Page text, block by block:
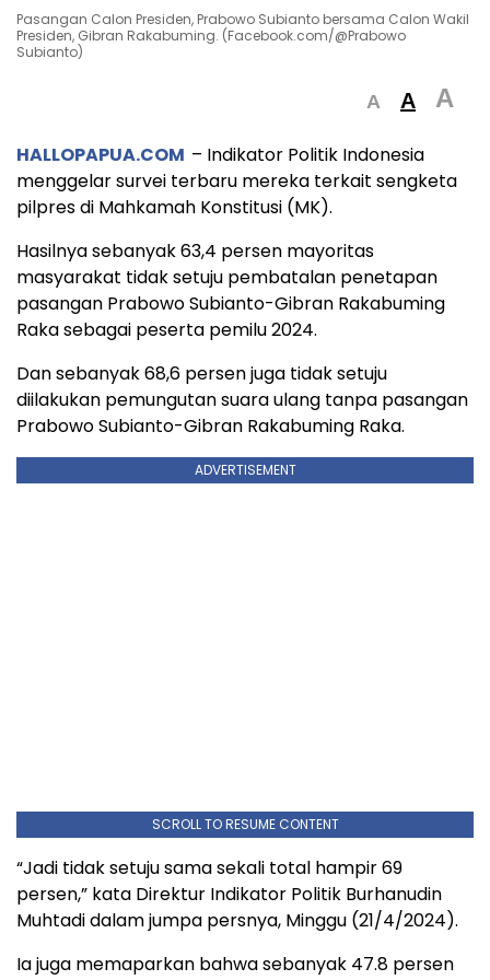
Pasangan Calon Presiden, Prabowo Subianto bersama Calon Wakil
Presiden, Gibran Rakabuming. (Facebook.com/@Prabowo
Subianto)
A A A
HALLOPAPUA.COM – Indikator Politik Indonesia
menggelar survei terbaru mereka terkait sengketa
pilpres di Mahkamah Konstitusi (MK).
Hasilnya sebanyak 63,4 persen mayoritas
masyarakat tidak setuju pembatalan penetapan
pasangan Prabowo Subianto-Gibran Rakabuming
Raka sebagai peserta pemilu 2024.
Dan sebanyak 68,6 persen juga tidak setuju
diilakukan pemungutan suara ulang tanpa pasangan
Prabowo Subianto-Gibran Rakabuming Raka.
ADVERTISEMENT
SCROLL TO RESUME CONTENT
“Jadi tidak setuju sama sekali total hampir 69
persen,” kata Direktur Indikator Politik Burhanudin
Muhtadi dalam jumpa persnya, Minggu (21/4/2024).
Ia juga memaparkan bahwa sebanyak 47.8 persen